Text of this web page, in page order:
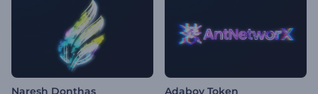
Naresh Donthas Adaboy Token